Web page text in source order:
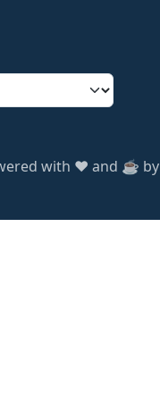
with ❤️ and ☕️ by